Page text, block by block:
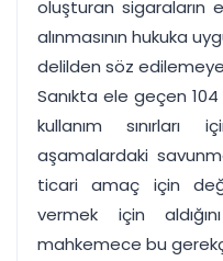
oluşturan sigaraların
alınmasının hukuka
delilden söz
Sanıkta ele geçen
kullanım sınırları
aşamalardaki
ticari amaç için
vermek için
mahkemece bu